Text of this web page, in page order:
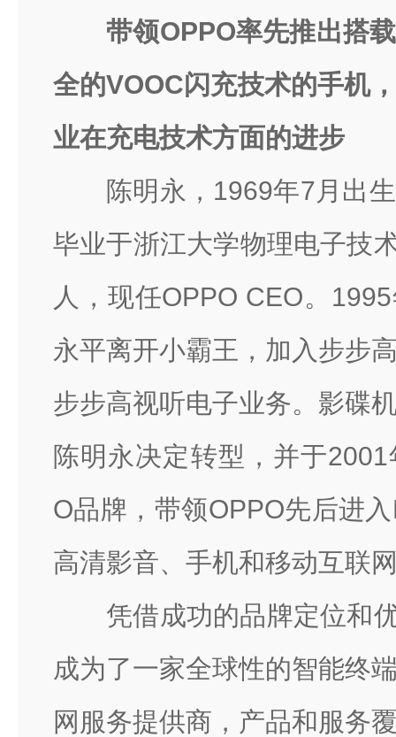
带领OPPO率先推出搭
全的VOOC闪充技术的手机
业在充电技术方面的进步
陈明永，1969年7月出
毕业于浙江大学物理电子技
人，现任OPPO CEO。
永平离开小霸王，加入步步
步步高视听电子业务。 影碟
陈明永决定转型，并于
O品牌，带领OPPO先后进
高清影音、手机和移动互联
凭借成功的品牌定位和
成为了一家全球性的智能终
网服务提供商，产品和服务